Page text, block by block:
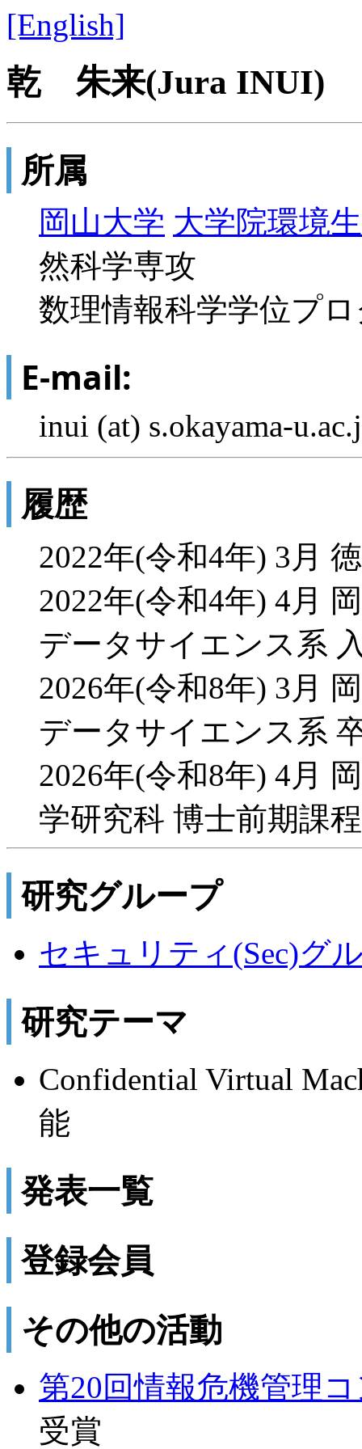
[English]
乾 朱来(Jura INUI)
所属
岡山大学 大学院環境
然科学専攻
数理情報科学学位プ
E-mail:
inui (at) s.okayama-
履歴
2022年(令和4年) 3月
2022年(令和4年) 4月
データサイエンス系
2026年(令和8年) 3月
データサイエンス系
2026年(令和8年) 4月
学研究科 博士前期課
研究グループ
セキュリティ(Sec)グ
研究テーマ
Confidential Virtual
能
発表一覧
登録会員
その他の活動
第20回情報危機管理
受賞